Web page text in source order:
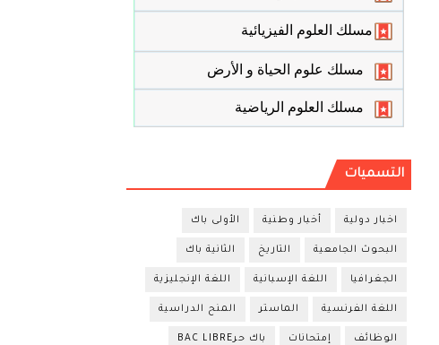
مسلك العلوم الفيزيائية
مسلك علوم الحياة و الأرض
مسلك العلوم الرياضية
التسميات
اخبار دولية أخبار وطنية الأولى باك
البحوث الجامعية التاريخ الثانية باك
الجغرافيا اللغة الإسبانية اللغة الإنجليزية
اللغة الفرنسية الماستر المنح الدراسية
الوظائف إمتحانات باك حرBAC LIBRE